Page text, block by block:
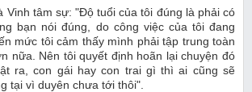
Vinh tâm sự: "Độ tuổi của tôi đúng là phải có
bạn nói đúng, do công việc của tôi đang
mức tôi cảm thấy mình phải tập trung toàn
nữa. Nên tôi quyết định hoãn lại chuyện đó
ra, con gái hay con trai gì thì ai cũng sẽ
tại vì duyên chưa tới thôi".